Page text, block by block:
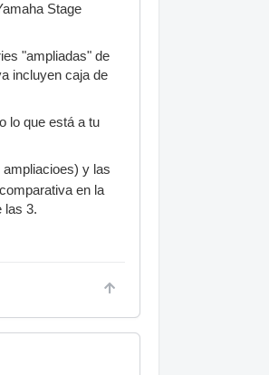
Stage
"ampliadas" de
incluyen caja de
lo que está a tu
y las
en la
las 3.